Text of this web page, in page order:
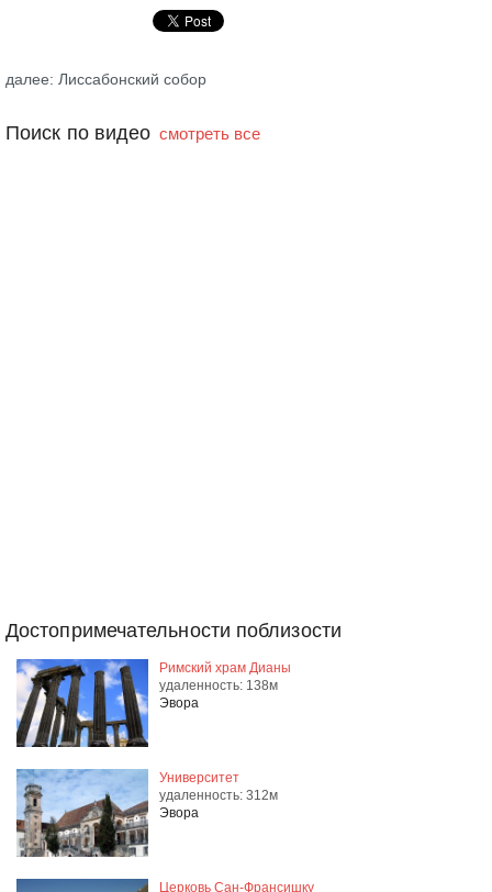
далее: Лиссабонский собор
Поиск по видео смотреть все
Достопримечательности поблизости
Римский храм Дианы
удаленность: 138м
Эвора
Университет
удаленность: 312м
Эвора
Церковь Сан-Франсишку